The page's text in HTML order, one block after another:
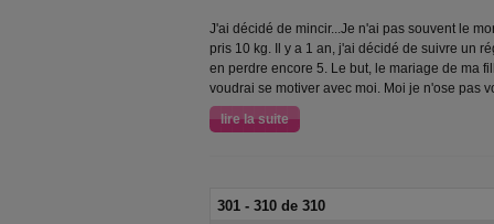
J'ai décidé de mincir...Je n'ai pas souvent le
pris 10 kg. Il y a 1 an, j'ai décidé de suivre un
en perdre encore 5. Le but, le mariage de ma
voudrai se motiver avec moi. Moi je n'ose pas
lire la suite
301 - 310 de 310